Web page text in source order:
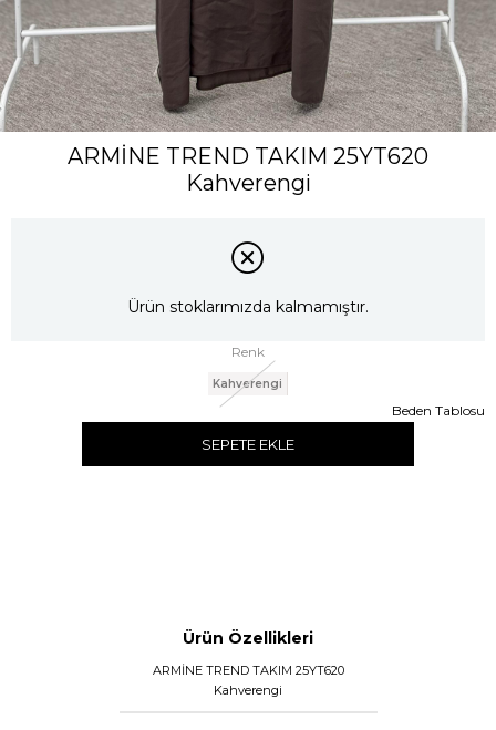
ARMİNE TREND TAKIM 25YT620
Kahverengi
Ürün stoklarımızda kalmamıştır.
Renk
Kahverengi
Beden Tablosu
SEPETE EKLE
Ürün Özellikleri
ARMİNE TREND TAKIM 25YT620
Kahverengi